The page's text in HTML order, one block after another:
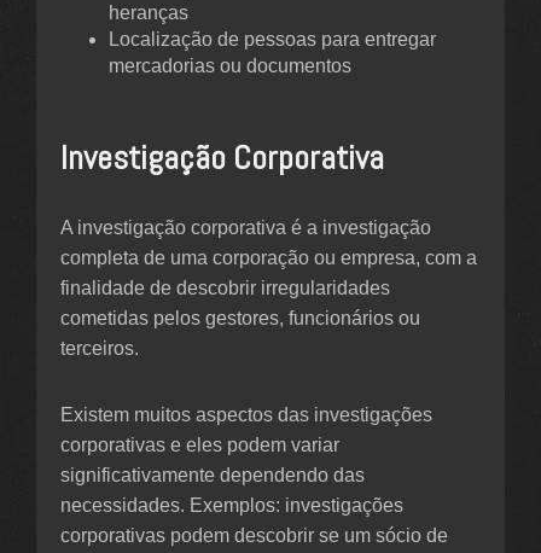
heranças
Localização de pessoas para entregar
mercadorias ou documentos
Investigação Corporativa
A investigação corporativa é a investigação
completa de uma corporação ou empresa, com a
finalidade de descobrir irregularidades
cometidas pelos gestores, funcionários ou
terceiros.
Existem muitos aspectos das investigações
corporativas e eles podem variar
significativamente dependendo das
necessidades. Exemplos: investigações
corporativas podem descobrir se um sócio de